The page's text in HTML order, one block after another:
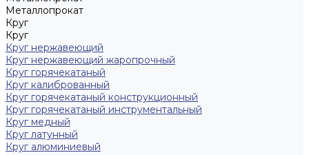
Металлопрокат
Круг
Круг
Круг нержавеющий
Круг нержавеющий жаропрочный
Круг горячекатаный
Круг калиброванный
Круг горячекатаный конструкционный
Круг горячекатаный инструментальный
Круг медный
Круг латунный
Круг алюминиевый